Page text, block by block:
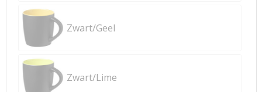
Zwart/Geel
Zwart/Lime